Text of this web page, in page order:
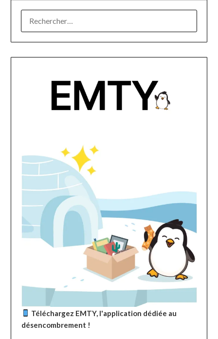
Téléchargez EMTY, l'application dédiée au
désencombrement !